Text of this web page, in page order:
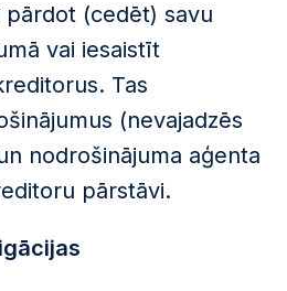
(cedēt) savu
vai iesaistīt
Tas
(nevajadzēs
nodrošinājuma aģenta
pārstāvi.